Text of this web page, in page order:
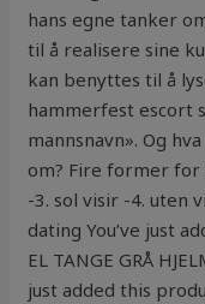
hans egne tanker
til å realisere sine
kan benyttes til å
hammerfest escort
mannsnavn». Og
om? Fire former
-3. sol visir -4. uten
dating You’ve just
EL TANGE GRÅ
just added this